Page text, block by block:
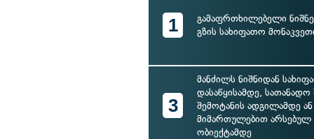
1
გამაფრთხილებელი
გზის სახიფათო
3
მანძილს ნიშნიდან
დასაწყისამდე,
შემოტანის ადგილამდე
მიმართულებით არსებულ
ობიექტამდე